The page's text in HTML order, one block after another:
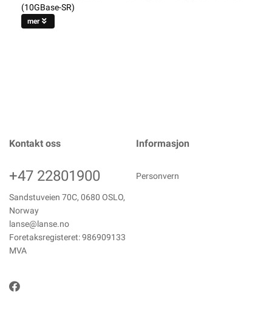
(10GBase-SR)
mer
Kontakt oss
+47 22801900
Sandstuveien 70C, 0680 OSLO,
Norway
lanse@lanse.no
Foretaksregisteret: 986909133
MVA
Informasjon
Personvern